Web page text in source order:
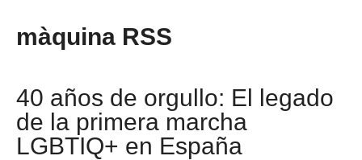
màquina RSS
40 años de orgullo: El legado
de la primera marcha
LGBTIQ+ en España